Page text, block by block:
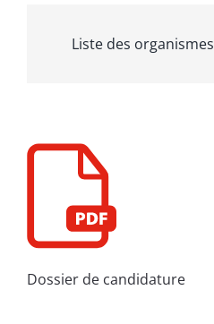
Liste des
Dossier de candidature